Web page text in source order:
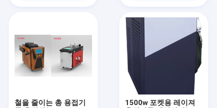
철을 줄이는 총 용접기
1500w 포켓용 레이져